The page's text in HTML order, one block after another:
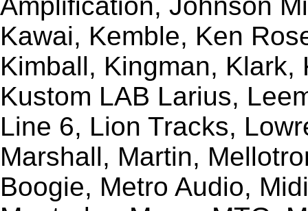
Amplification, Johnson
Kawai, Kemble, Ken
Kimball, Kingman,
Kustom LAB Larius,
Line 6, Lion Tracks,
Marshall, Martin,
Boogie, Metro Audio,